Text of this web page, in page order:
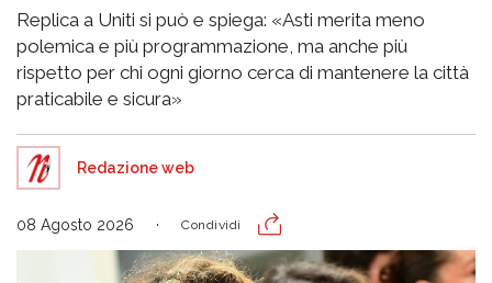
Replica a Uniti si può e spiega: «Asti merita meno
polemica e più programmazione, ma anche più
rispetto per chi ogni giorno cerca di mantenere la città
praticabile e sicura»
Redazione web
08 Agosto 2026 Condividi